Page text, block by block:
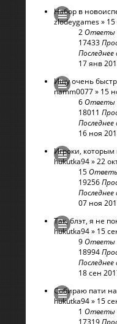
Набор в
zlodeygames»
2Ответы
17433
17 янв
Ищу очень
namm0077» 15
6Ответы
18011
16 ноя
Игроки, которым
hukutka94» 22
15
19256
07 ноя
Так, блэт, я не
hukutka94» 15
9Ответы
18994
18 сен
Собираю пати
hukutka94» 15
1 Ответы
17319